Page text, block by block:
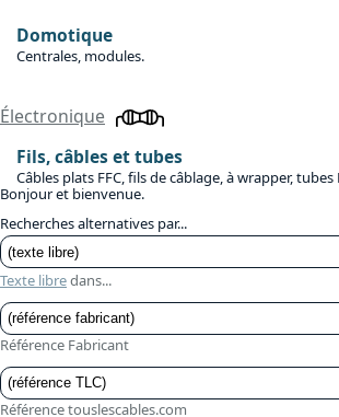
Domotique
Centrales, modules.
Électronique
Fils, câbles et tubes
Câbles plats FFC, fils de câblage, à wrapper, tubes
Bonjour et bienvenue.
Recherches alternatives par...
Texte libredans...
Référence Fabricant
Référence touslescables.com